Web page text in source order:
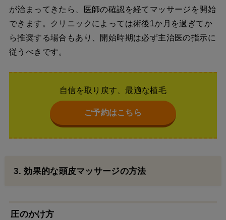
が治まってきたら、医師の確認を経てマッサージを開始
できます。クリニックによっては術後1か月を過ぎてか
ら推奨する場合もあり、開始時期は必ず主治医の指示に
従うべきです。
自信を取り戻す、最適な植毛
ご予約はこちら
3. 効果的な頭皮マッサージの方法
圧のかけ方